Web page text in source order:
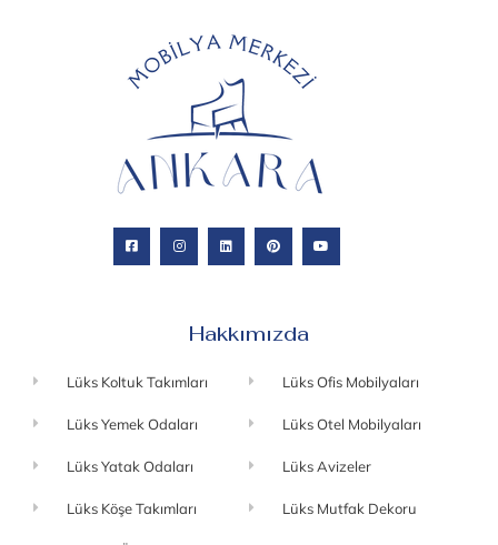
Hakkımızda
Lüks Koltuk Takımları
Lüks Yemek Odaları
Lüks Yatak Odaları
Lüks Köşe Takımları
Lüks Ofis Mobilyaları
Lüks Otel Mobilyaları
Lüks Avizeler
Lüks Mutfak Dekoru